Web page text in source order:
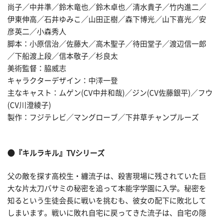
尚子／中井準／鈴木竜也／鈴木卓也／清水貴子／竹内進二／
伊東伸高／石井ゆみこ／山田正樹／森下博光／山下喜光／安
彦英二／小森秀人
脚本：小原信治／佐藤大／高木聖子／待田堂子／渡辺信一郎
／下船渡上段／信本敬子／杉良太
美術監督：脇威志
キャラクターデザイン：中澤一登
主なキャスト：ムゲン(CV中井和哉)／ジン(CV佐藤銀平)／フウ
(CV川澄綾子)
製作：フジテレビ／マングローブ／下井草チャンプルーズ
●『キルラキル』TVシリーズ
父の敵を探す高校生・纏流子は、殺害現場に残されていた巨
大な片太刀バサミの秘密を追って本能字学園に入学。秘密を
知るという生徒会長に戦いを挑むも、彼女の配下に敗北して
しまいます。戦いに敗れ自宅に戻ってきた流子は、自宅の隠